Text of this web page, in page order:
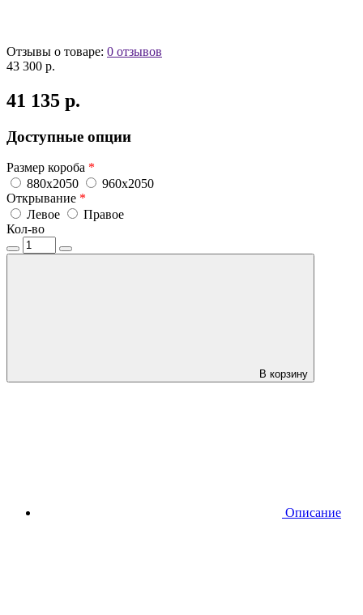
Отзывы о товаре: 0 отзывов
43 300 р.
41 135 р.
Доступные опции
Размер короба *
880x2050
960x2050
Открывание *
Левое
Правое
Кол-во
В корзину
Описание